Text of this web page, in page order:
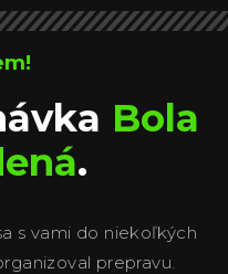
Bola
.
s vami do niekoľkých
prepravu.